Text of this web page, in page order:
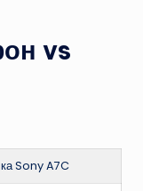
vs
Sony A7C